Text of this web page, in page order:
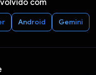
com
Android Gemini